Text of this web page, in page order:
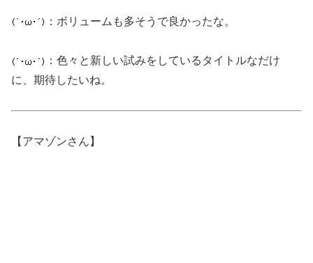
：ボリュームも多そうで良かったな。
：色々と新しい試みをしているタイトルなだけ
に、期待したいね。
【アマゾンさん】